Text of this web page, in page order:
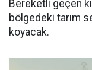
Bereketli geçen
bölgedeki tarım
koyacak.